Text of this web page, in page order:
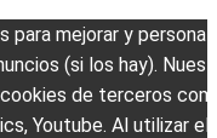
mejorar y
(si los hay).
de terceros
Youtube. Al utilizar el